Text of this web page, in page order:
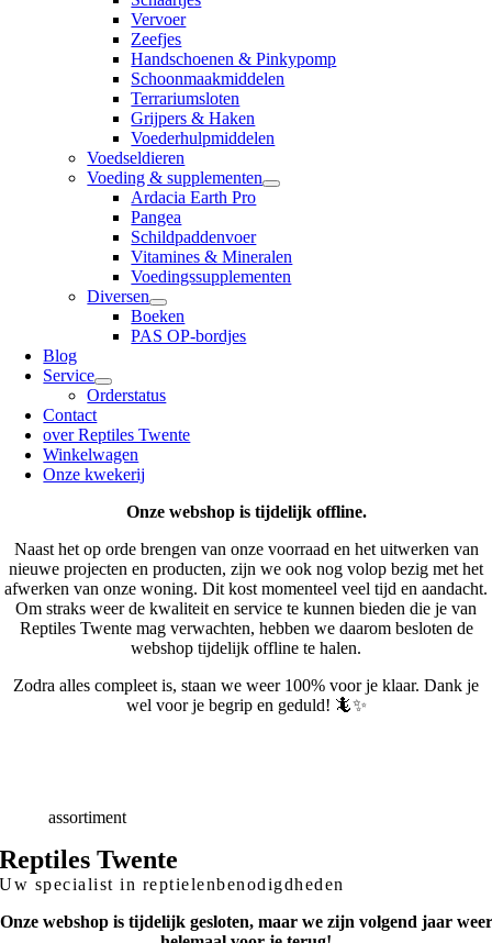
Vervoer
Zeefjes
Handschoenen & Pinkypomp
Schoonmaakmiddelen
Terrariumsloten
Grijpers & Haken
Voederhulpmiddelen
Voedseldieren
Voeding & supplementen
Ardacia Earth Pro
Pangea
Schildpaddenvoer
Vitamines & Mineralen
Voedingssupplementen
Diversen
Boeken
PAS OP-bordjes
Blog
Service
Orderstatus
Contact
over Reptiles Twente
Winkelwagen
Onze kwekerij
Onze webshop is tijdelijk offline.
Naast het op orde brengen van onze voorraad en het uitwerken van
nieuwe projecten en producten, zijn we ook nog volop bezig met het
afwerken van onze woning. Dit kost momenteel veel tijd en aandacht.
Om straks weer de kwaliteit en service te kunnen bieden die je van
Reptiles Twente mag verwachten, hebben we daarom besloten de
webshop tijdelijk offline te halen.
Zodra alles compleet is, staan we weer 100% voor je klaar. Dank je
wel voor je begrip en geduld! 🦎✨
Breedassortiment
Reptiles Twente
Uw specialist in reptielenbenodigdheden
Onze webshop is tijdelijk gesloten, maar we zijn volgend jaar weer